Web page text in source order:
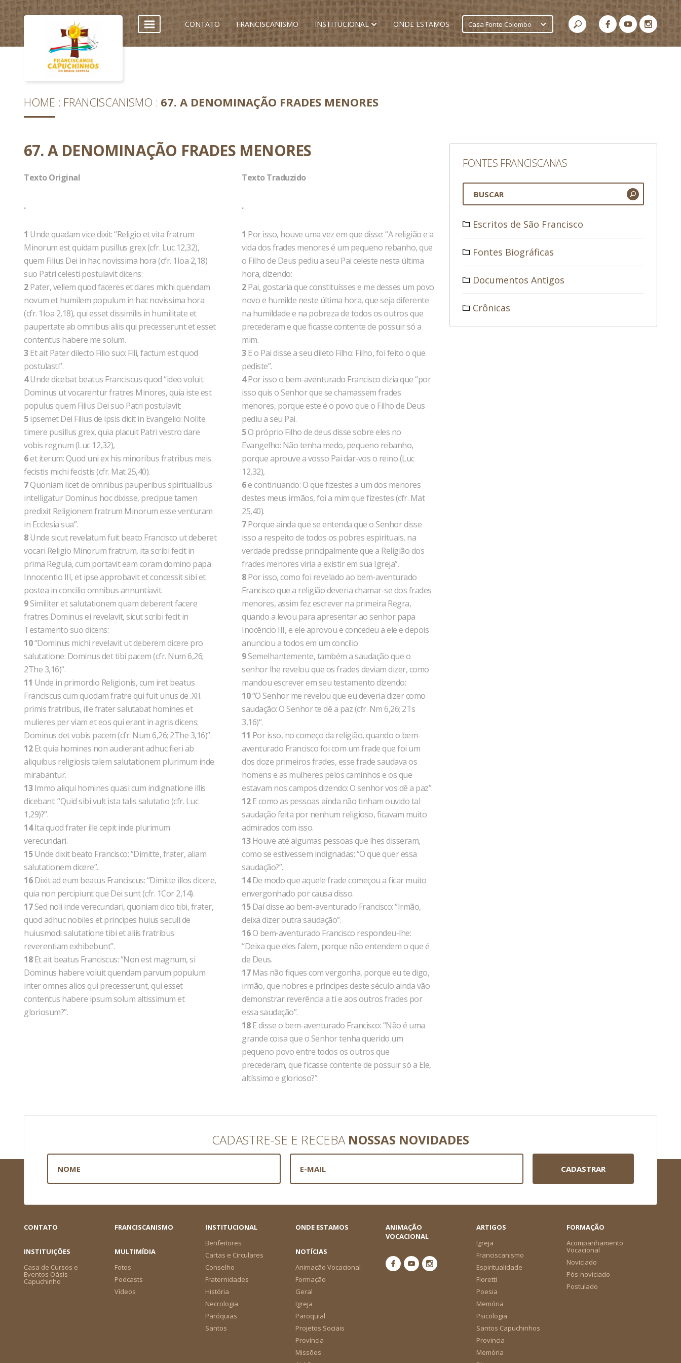
CONTATO FRANCISCANISMO INSTITUCIONAL ONDE ESTAMOS Casa Fonte Colombo
HOME FRANCISCANISMO 67. A DENOMINAÇÃO FRADES MENORES
67. A DENOMINAÇÃO FRADES MENORES
Texto Original
.
1 Unde quadam vice dixit: “Religio et vita fratrum
Minorum est quidam pusillus grex (cfr. Luc 12,32),
quem Filius Dei in hac novissima hora (cfr. 1Ioa 2,18)
suo Patri celesti postulavit dicens:
2Pater, vellem quod faceres et dares michi quendam
novum et humilem populum in hac novissima hora
(cfr. 1Ioa 2,18), qui esset dissimilis in humilitate et
paupertate ab omnibus aliis qui precesserunt et esset
contentus habere me solum.
3Et ait Pater dilecto Filio suo: Fili, factum est quod
postulasti”.
4Unde dicebat beatus Franciscus quod “ideo voluit
Dominus ut vocarentur fratres Minores, quia iste est
populus quem Filius Dei suo Patri postulavit;
5ipsemet Dei Filius de ipsis dicit in Evangelio: Nolite
timere pusillus grex, quia placuit Patri vestro dare
vobis regnum (Luc 12,32),
6et iterum: Quod uni ex his minoribus fratribus meis
fecistis michi fecistis (cfr. Mat 25,40).
7Quoniam licet de omnibus pauperibus spiritualibus
intelligatur Dominus hoc dixisse, precipue tamen
predixit Religionem fratrum Minorum esse venturam
in Ecclesia sua”.
8Unde sicut revelatum fuit beato Francisco ut deberet
vocari Religio Minorum fratrum, ita scribi fecit in
prima Regula, cum portavit eam coram domino papa
Innocentio III, et ipse approbavit et concessit sibi et
postea in concilio omnibus annuntiavit.
9Similiter et salutationem quam deberent facere
fratres Dominus ei revelavit, sicut scribi fecit in
Testamento suo dicens:
10“Dominus michi revelavit ut deberem dicere pro
salutatione: Dominus det tibi pacem (cfr. Num 6,26;
2The 3,16)“.
11 Unde in primordio Religionis, cum iret beatus
Franciscus cum quodam fratre qui fuit unus de .XII.
primis fratribus, ille frater salutabat homines et
mulieres per viam et eos qui erant in agris dicens:
Dominus det vobis pacem (cfr. Num 6,26; 2The 3,16)”.
12Et quia homines non audierant adhuc fieri ab
aliquibus religiosis talem salutationem plurimum inde
mirabantur.
13Immo aliqui homines quasi cum indignatione illis
dicebant: “Quid sibi vult ista talis salutatio (cfr. Luc
1,29)?”.
14Ita quod frater ille cepit inde plurimum
verecundari.
15Unde dixit beato Francisco: “Dimitte, frater, aliam
salutationem dicere”.
16Dixit ad eum beatus Franciscus: “Dimitte illos dicere,
quia non percipiunt que Dei sunt (cfr. 1Cor 2,14).
17Sed noli inde verecundari, quoniam dico tibi, frater,
quod adhuc nobiles et principes huius seculi de
huiusmodi salutatione tibi et aliis fratribus
reverentiam exhibebunt”.
18Et ait beatus Franciscus: “Non est magnum, si
Dominus habere voluit quendam parvum populum
inter omnes alios qui precesserunt, qui esset
contentus habere ipsum solum altissimum et
gloriosum?”.
Texto Traduzido
.
1 Por isso, houve uma vez em que disse: “A religião e a
vida dos frades menores é um pequeno rebanho, que
o Filho de Deus pediu a seu Pai celeste nesta última
hora, dizendo:
2Pai, gostaria que constituísses e me desses um povo
novo e humilde neste última hora, que seja diferente
na humildade e na pobreza de todos os outros que
precederam e que ficasse contente de possuir só a
mim.
3E o Pai disse a seu dileto Filho: Filho, foi feito o que
pediste”.
4Por isso o bem-aventurado Francisco dizia que “por
isso quis o Senhor que se chamassem frades
menores, porque este é o povo que o Filho de Deus
pediu a seu Pai.
5O próprio Filho de deus disse sobre eles no
Evangelho: Não tenha medo, pequeno rebanho,
porque aprouve a vosso Pai dar-vos o reino (Luc
12,32),
6e continuando: O que fizestes a um dos menores
destes meus irmãos, foi a mim que fizestes (cfr. Mat
25,40).
7Porque ainda que se entenda que o Senhor disse
isso a respeito de todos os pobres espirituais, na
verdade predisse principalmente que a Religião dos
frades menores viria a existir em sua Igreja”.
8Por isso, como foi revelado ao bem-aventurado
Francisco que a religião deveria chamar-se dos frades
menores, assim fez escrever na primeira Regra,
quando a levou para apresentar ao senhor papa
Inocêncio III, e ele aprovou e concedeu a ele e depois
anunciou a todos em um concílio.
9Semelhantemente, também a saudação que o
senhor lhe revelou que os frades deviam dizer, como
mandou escrever em seu testamento dizendo:
10“O Senhor me revelou que eu deveria dizer como
saudação: O Senhor te dê a paz (cfr. Nm 6,26; 2Ts
3,16)“.
11 Por isso, no começo da religião, quando o bem-
aventurado Francisco foi com um frade que foi um
dos doze primeiros frades, esse frade saudava os
homens e as mulheres pelos caminhos e os que
estavam nos campos dizendo: O senhor vos dê a paz”.
12E como as pessoas ainda não tinham ouvido tal
saudação feita por nenhum religioso, ficavam muito
admirados com isso.
13Houve até algumas pessoas que lhes disseram,
como se estivessem indignadas: “O que quer essa
saudação?”.
14De modo que aquele frade começou a ficar muito
envergonhado por causa disso.
15Daí disse ao bem-aventurado Francisco: “Irmão,
deixa dizer outra saudação”.
16O bem-aventurado Francisco respondeu-lhe:
“Deixa que eles falem, porque não entendem o que é
de Deus.
17Mas não fiques com vergonha, porque eu te digo,
irmão, que nobres e príncipes deste século ainda vão
demonstrar reverência a ti e aos outros frades por
essa saudação”.
18E disse o bem-aventurado Francisco: “Não é uma
grande coisa que o Senhor tenha querido um
pequeno povo entre todos os outros que
precederam, que ficasse contente de possuir só a Ele,
altíssimo e glorioso?”.
FONTES FRANCISCANAS
Escritos de São Francisco
Fontes Biográficas
Documentos Antigos
Crônicas
CADASTRE-SE E RECEBA NOSSAS NOVIDADES
CADASTRAR
CONTATO FRANCISCANISMO
INSTITUCIONAL
Benfeitores
Cartas e Circulares
Conselho
Fraternidades
História
Necrologia
Paróquias
Santos
ONDE ESTAMOS
ANIMAÇÃO
VOCACIONAL
ARTIGOS
Igreja
Franciscanismo
Espiritualidade
Fioretti
Poesia
Memória
Psicologia
Santos Capuchinhos
Provincia
Memória
FORMAÇÃO
Acompanhamento
Vocacional
Noviciado
Pós-noviciado
Postulado
INSTITUIÇÕES
Casa de Cursos e
Eventos Oásis
Capuchinho
MULTIMÍDIA
Fotos
Podcasts
Vídeos
NOTÍCIAS
Animação Vocacional
Formação
Geral
Igreja
Paroquial
Projetos Sociais
Província
Missões